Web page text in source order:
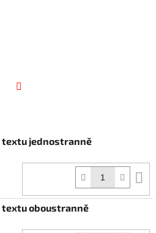
textu jednostranně
textu oboustranně